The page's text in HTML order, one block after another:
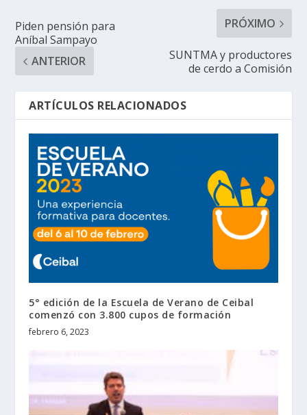
Piden pensión para
Aníbal Sampayo
ANTERIOR
PRÓXIMO
SUNTMA y productores
de cerdo a Comisión
ARTÍCULOS RELACIONADOS
5° edición de la Escuela de Verano de Ceibal
comenzó con 3.800 cupos de formación
febrero 6, 2023